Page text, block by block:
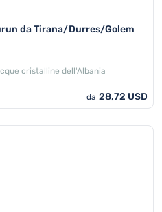
da Tirana/Durres/Golem
cristalline dell'Albania
da 28,72 USD